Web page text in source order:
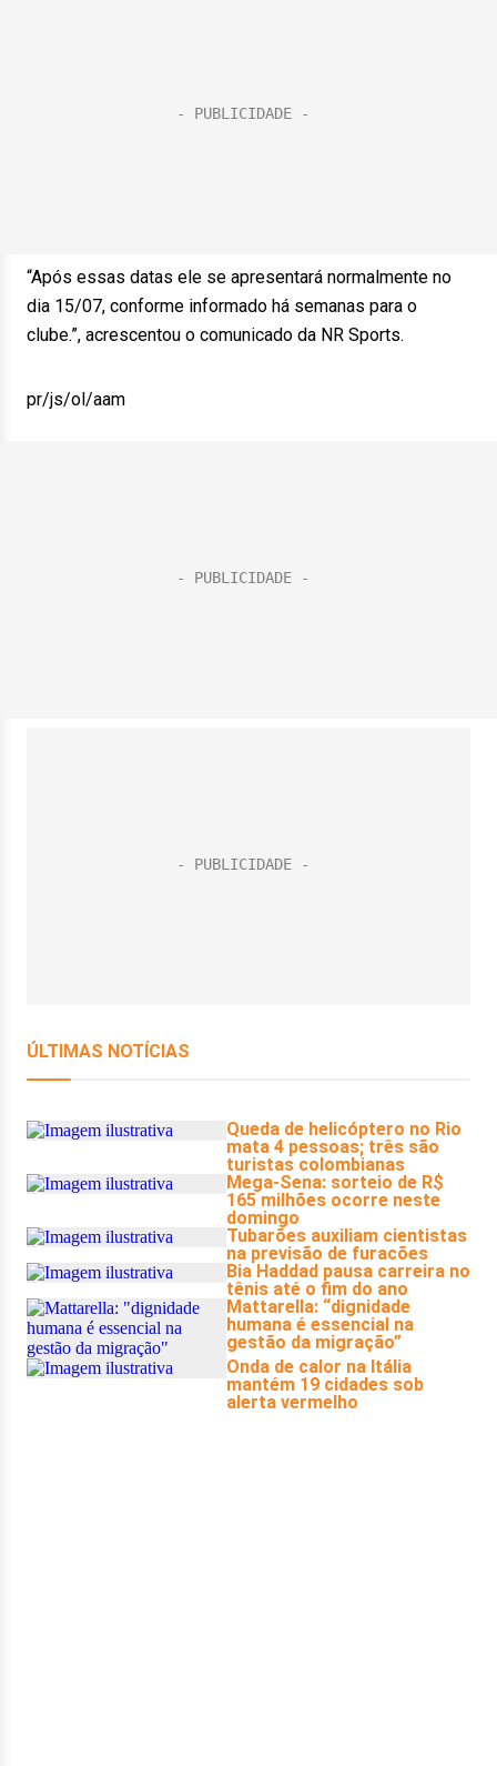
“Após essas datas ele se apresentará normalmente no
dia 15/07, conforme informado há semanas para o
clube.”, acrescentou o comunicado da NR Sports.
pr/js/ol/aam